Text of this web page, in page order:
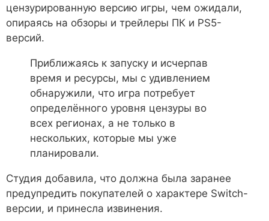
цензурированную версию игры, чем ожидали,
опираясь на обзоры и трейлеры ПК и PS5-
версий.
Приближаясь к запуску и исчерпав
время и ресурсы, мы с удивлением
обнаружили, что игра потребует
определённого уровня цензуры во
всех регионах, а не только в
нескольких, которые мы уже
планировали.
Студия добавила, что должна была заранее
предупредить покупателей о характере Switch-
версии, и принесла извинения.